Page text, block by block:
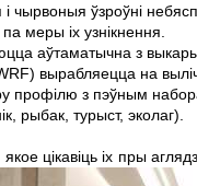
чырвоныя ўзроўні
меры іх узнікнення.
аўтаматычна з
вырабляецца на
профілю з пэўным
рыбак, турыст, эколаг).
цікавіць іх пры